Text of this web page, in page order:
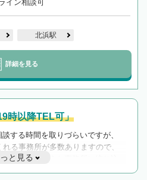
イン相談可
北浜駅
詳細を見る
時以降TEL可」
する時間を取りづらいですが、
る事務所が多数ありますので、
合はそのような事務所に絞り込
と見る